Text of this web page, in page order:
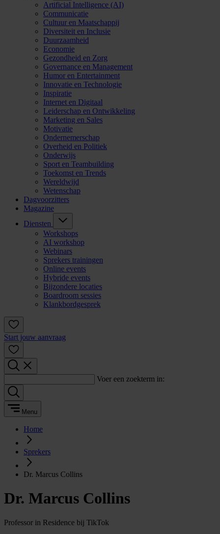
Artificial Intelligence (AI)
Communicatie
Cultuur en Maatschappij
Diversiteit en Inclusie
Duurzaamheid
Economie
Gezondheid en Zorg
Governance en Management
Humor en Entertainment
Innovatie en Technologie
Inspiratie
Internet en Digitaal
Leiderschap en Ontwikkeling
Marketing en Sales
Motivatie
Ondernemerschap
Overheid en Politiek
Onderwijs
Sport en Teambuilding
Toekomst en Trends
Wereldwijd
Wetenschap
Dagvoorzitters
Magazine
Diensten
Workshops
AI workshop
Webinars
Sprekers trainingen
Online events
Hybride events
Bijzondere locaties
Boardroom sessies
Klankbordgesprek
Start jouw aanvraag
Voer een zoekterm in:
Menu
Home
Sprekers
Dr. Marcus Collins
Dr. Marcus Collins
Professor in Residence bij TikTok